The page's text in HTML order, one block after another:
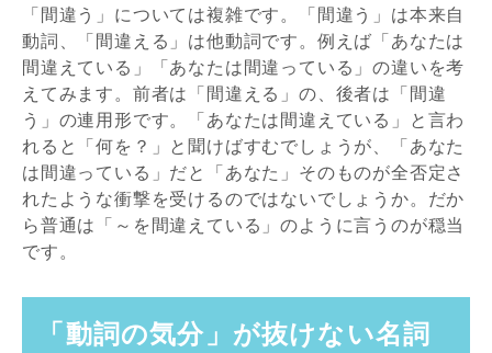
「間違う」については複雑です。「間違う」は本来自
動詞、「間違える」は他動詞です。例えば「あなたは
間違えている」「あなたは間違っている」の違いを考
えてみます。前者は「間違える」の、後者は「間違
う」の連用形です。「あなたは間違えている」と言わ
れると「何を？」と聞けばすむでしょうが、「あなた
は間違っている」だと「あなた」そのものが全否定さ
れたような衝撃を受けるのではないでしょうか。だか
ら普通は「～を間違えている」のように言うのが穏当
です。
「動詞の気分」が抜けない名詞